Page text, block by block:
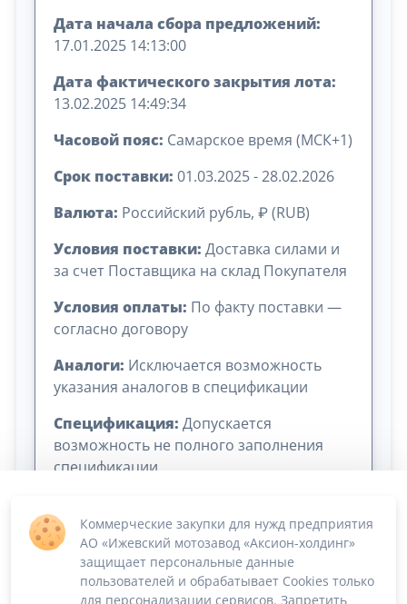
Дата начала сбора предложений:
17.01.2025 14:13:00
Дата фактического закрытия лота:
13.02.2025 14:49:34
Часовой пояс: Самарское время (МСК+1)
Срок поставки: 01.03.2025 - 28.02.2026
Валюта: Российский рубль, ₽ (RUB)
Условия поставки: Доставка силами и
за счет Поставщика на склад Покупателя
Условия оплаты: По факту поставки —
согласно договору
Аналоги: Исключается возможность
указания аналогов в спецификации
Спецификация: Допускается
возможность не полного заполнения
спецификации
Коммерческие закупки для нужд предприятия
АО «Ижевский мотозавод «Аксион-холдинг»
защищает персональные данные
пользователей и обрабатывает Cookies только
для персонализации сервисов. Запретить